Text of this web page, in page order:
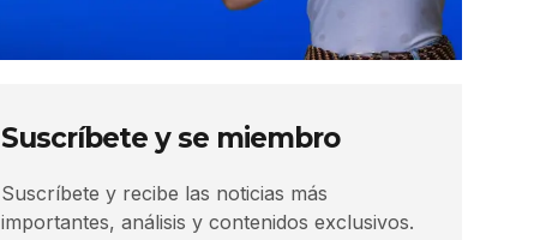
Suscríbete y se miembro
Suscríbete y recibe las noticias más
importantes, análisis y contenidos exclusivos.